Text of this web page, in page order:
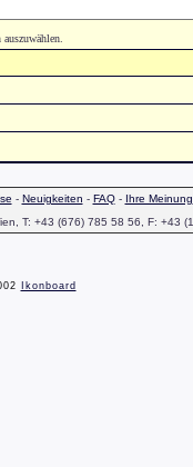
- Neuigkeiten - FAQ- Ihre Meinung
T: +43 (676) 785 58 56, F: +43
Ikonboard